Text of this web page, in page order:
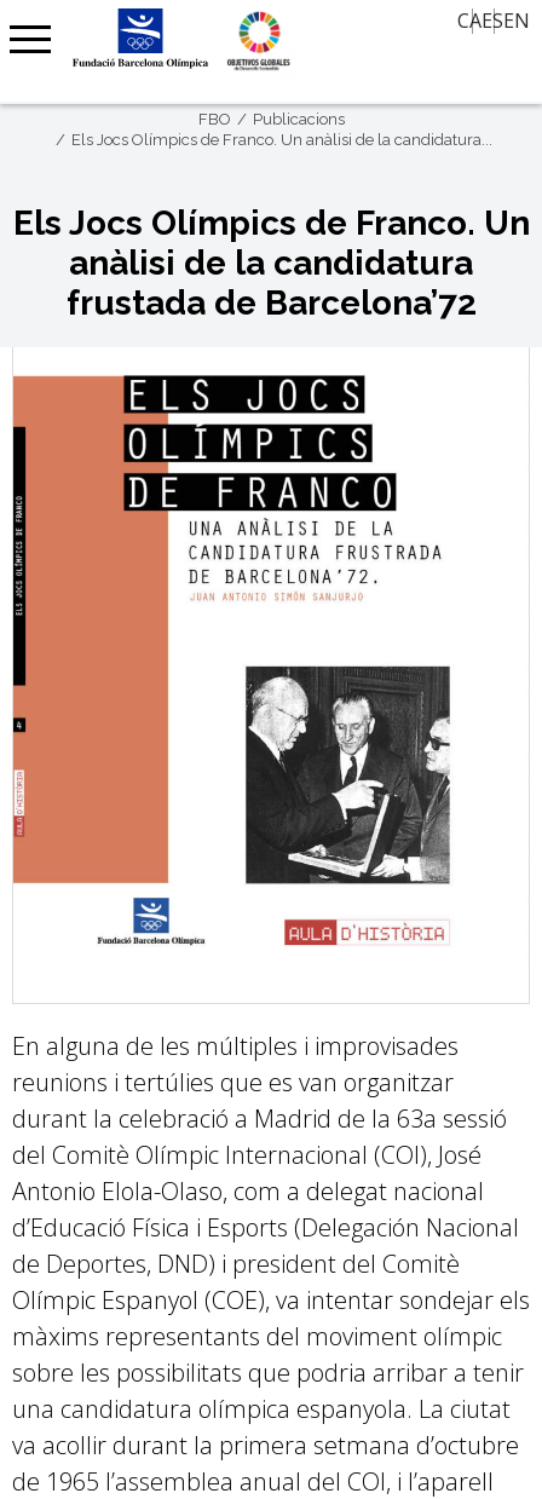
CAESEN
Oferta de treball
Aula d’Història
30 mirades, 30 anys després
Clubs centenaris
Barcelona Olímpica
Notícies
Agenda Barcelona 92
Contacte
FBO
Publicacions
Els Jocs Olímpics de Franco. Un anàlisi de la candidatura...
Els Jocs Olímpics de Franco. Un
anàlisi de la candidatura
frustada de Barcelona’72
En alguna de les múltiples i improvisades
reunions i tertúlies que es van organitzar
durant la celebració a Madrid de la 63a sessió
del Comitè Olímpic Internacional (COI), José
Antonio Elola-Olaso, com a delegat nacional
d’Educació Física i Esports (Delegación Nacional
de Deportes, DND) i president del Comitè
Olímpic Espanyol (COE), va intentar sondejar els
màxims representants del moviment olímpic
sobre les possibilitats que podria arribar a tenir
una candidatura olímpica espanyola. La ciutat
va acollir durant la primera setmana d’octubre
de 1965 l’assemblea anual del COI, i l’aparell